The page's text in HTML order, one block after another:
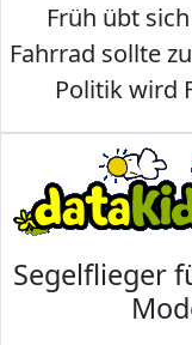
Früh übt
Fahrrad sollte
Politik wird
Segelflieger